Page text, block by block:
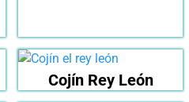
Cojín Rey León